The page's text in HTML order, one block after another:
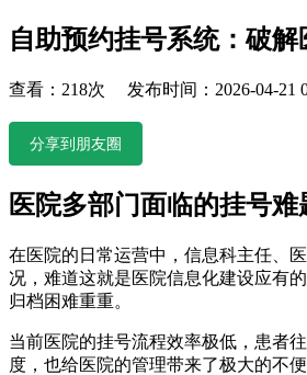
自助预约挂号系统：破
查看：218次 发布时间：2026-04-21
分享到朋友圈
医院多部门面临的挂号
在医院的日常运营中，信息科主任、
况，难道这就是医院信息化建设应有
归档困难重重。
当前医院的挂号流程效率极低，患者
度，也给医院的管理带来了极大的不